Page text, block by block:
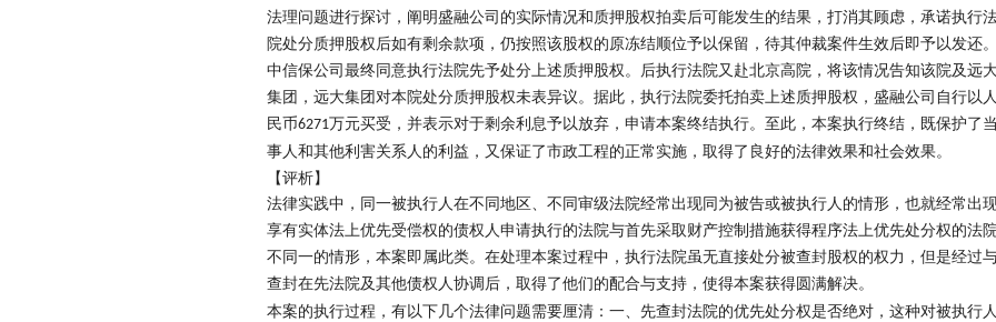
法理问题进行探讨，阐明盛融公司的实际情况和质押股权拍卖后可能发生的结果，打消其顾虑，承诺执行
院处分质押股权后如有剩余款项，仍按照该股权的原冻结顺位予以保留，待其仲裁案件生效后即予以发还。
中信保公司最终同意执行法院先予处分上述质押股权。后执行法院又赴北京高院，将该情况告知该院及远
集团，远大集团对本院处分质押股权未表异议。据此，执行法院委托拍卖上述质押股权，盛融公司自行以人
民币6271万元买受，并表示对于剩余利息予以放弃，申请本案终结执行。至此，本案执行终结，既保护了当
事人和其他利害关系人的利益，又保证了市政工程的正常实施，取得了良好的法律效果和社会效果。
【评析】
法律实践中，同一被执行人在不同地区、不同审级法院经常出现同为被告或被执行人的情形，也就经常出
享有实体法上优先受偿权的债权人申请执行的法院与首先采取财产控制措施获得程序法上优先处分权的法
不同一的情形，本案即属此类。在处理本案过程中，执行法院虽无直接处分被查封股权的权力，但是经过
查封在先法院及其他债权人协调后，取得了他们的配合与支持，使得本案获得圆满解决。
本案的执行过程，有以下几个法律问题需要厘清：一、先查封法院的优先处分权是否绝对，这种对被执行人